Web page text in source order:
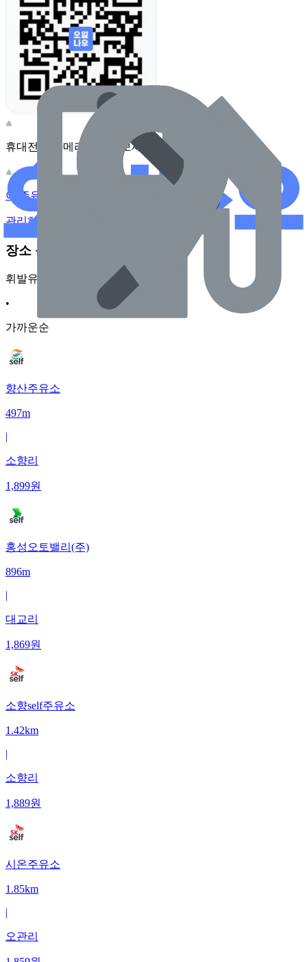
휴대전화 카메라로 찍어보세요
이 주유소의 사장님이신가요?
관리하기
장소 근처 주유소
휘발유
•
가까운순
향산주유소
497m
|
소향리
1,899원
홍성오토밸리(주)
896m
|
대교리
1,869원
소향self주유소
1.42km
|
소향리
1,889원
시온주유소
1.85km
|
오관리